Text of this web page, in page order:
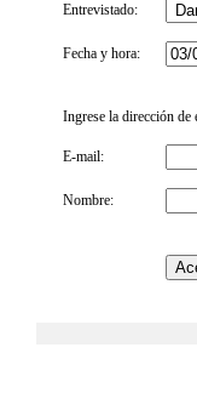
Entrevistado:
Fecha y hora:
Ingrese la dirección de
E-mail:
Nombre: